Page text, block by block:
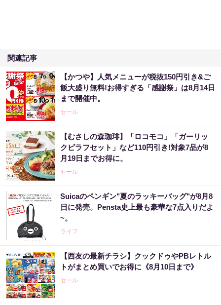
関連記事
【かつや】人気メニューが税抜150円引き&ご
飯大盛り無料!お得すぎる「感謝祭」は8月14日
まで開催中。
セール
【むさしの森珈琲】「ロコモコ」「ガーリッ
クピラフセット」など110円引き!対象7品が8
月19日までお得に。
セール
Suicaのペンギン"夏のラッキーバッグ"が8月8
日に発売。Pensta史上最も豪華な7点入りだよ
~。
ライフ
【西友の最新チラシ】クックドゥやPBレトル
トがまとめ買いでお得に《8月10日まで》
セール